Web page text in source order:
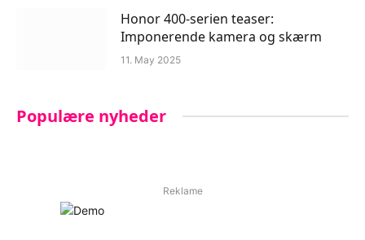
Honor 400-serien teaser:
Imponerende kamera og skærm
11. May 2025
Populære nyheder
Reklame